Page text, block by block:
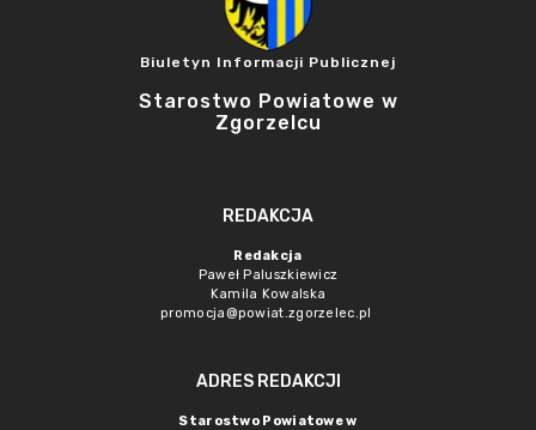
Biuletyn Informacji Publicznej
Starostwo Powiatowe w
Zgorzelcu
REDAKCJA
Redakcja
Paweł Paluszkiewicz
Kamila Kowalska
promocja@powiat.zgorzelec.pl
ADRES REDAKCJI
Starostwo Powiatowe w